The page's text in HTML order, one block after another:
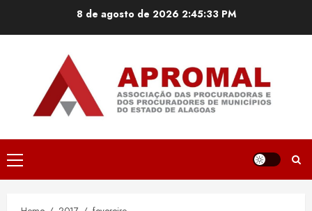
8 de agosto de 2026 2:45:34 PM
Primary
Menu